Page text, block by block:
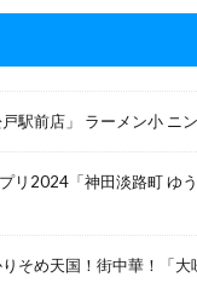
戸駅前店」 ラーメン小 ニ
リ2024「神田淡路町 ゆ
そめ天国！街中華！「大